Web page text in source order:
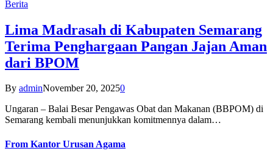
Berita
Lima Madrasah di Kabupaten Semarang
Terima Penghargaan Pangan Jajan Aman
dari BPOM
By adminNovember 20, 20250
Ungaran – Balai Besar Pengawas Obat dan Makanan (BBPOM) di
Semarang kembali menunjukkan komitmennya dalam…
From Kantor Urusan Agama